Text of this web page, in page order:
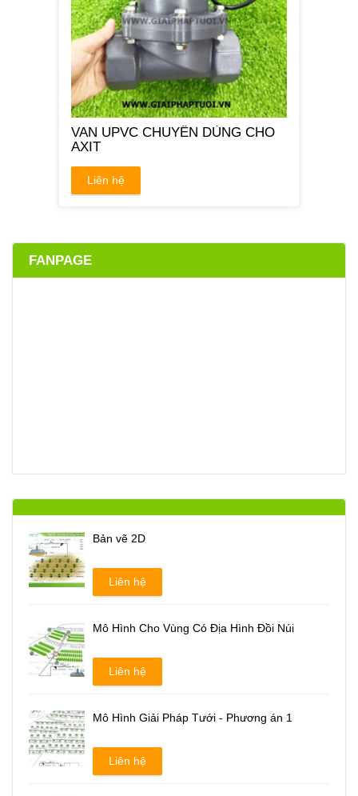
VAN UPVC CHUYÊN DÙNG CHO
AXIT
Liên hệ
FANPAGE
Bản vẽ 2D
Liên hệ
Mô Hình Cho Vùng Có Địa Hình Đồi Núi
Liên hệ
Mô Hình Giải Pháp Tưới - Phương án 1
Liên hệ